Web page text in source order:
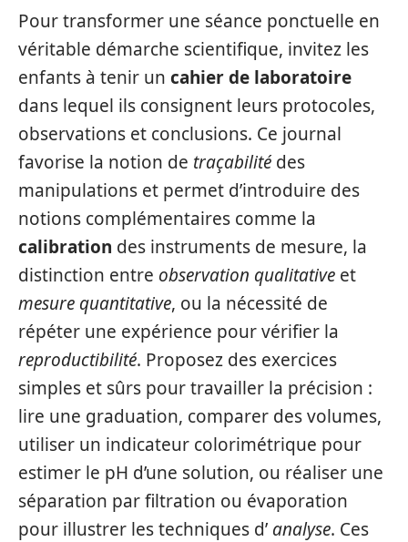
Pour transformer une séance ponctuelle en
véritable démarche scientifique, invitez les
enfants à tenir un cahier de laboratoire
dans lequel ils consignent leurs protocoles,
observations et conclusions. Ce journal
favorise la notion de traçabilité des
manipulations et permet d’introduire des
notions complémentaires comme la
calibration des instruments de mesure, la
distinction entre observation qualitative et
mesure quantitative, ou la nécessité de
répéter une expérience pour vérifier la
reproductibilité. Proposez des exercices
simples et sûrs pour travailler la précision :
lire une graduation, comparer des volumes,
utiliser un indicateur colorimétrique pour
estimer le pH d’une solution, ou réaliser une
séparation par filtration ou évaporation
pour illustrer les techniques d’ analyse. Ces